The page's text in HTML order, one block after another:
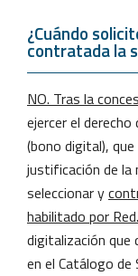
¿Cuándo
contratada la
NO. Tras la
ejercer el
(bono digital),
justificación de la
seleccionar y
habilitado por
digitalización que
en el Catálogo de